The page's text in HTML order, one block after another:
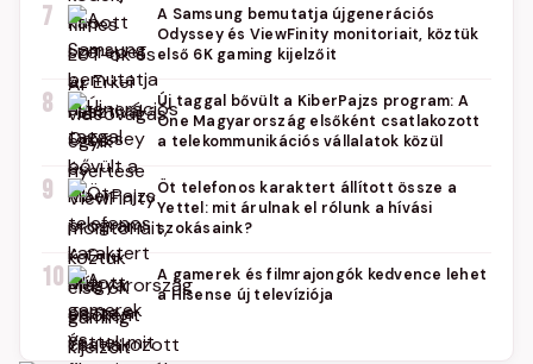
7
A Samsung bemutatja újgenerációs
Odyssey és ViewFinity monitoriait, köztük
első 6K gaming kijelzőit
8
Új taggal bővült a KiberPajzs program: A
One Magyarország elsőként csatlakozott
a telekommunikációs vállalatok közül
9
Öt telefonos karaktert állított össze a
Yettel: mit árulnak el rólunk a hívási
szokásaink?
10
A gamerek és filmrajongók kedvence lehet
a Hisense új televíziója